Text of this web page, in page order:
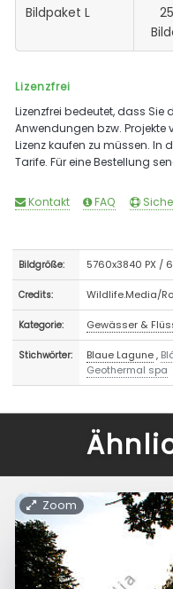
Bildpaket L
25
Lizenzfrei
Lizenzfrei bedeutet, dass
Anwendungen bzw. Projekte
Lizenz kaufen zu müssen. In
Tarife. Für eine Bestellung
Kontakt FAQ
Bildgröße: 5760x3840 PX /
Credits: Wildlife.Media/
Kategorie: Gewässer &
Stichwörter: Blaue Lagune,
Geothermal spa
Zoom